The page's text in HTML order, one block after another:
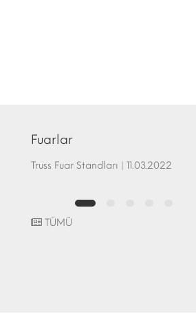
Fuarlar
Truss Fuar Standları | 11.03.2022
TÜMÜ